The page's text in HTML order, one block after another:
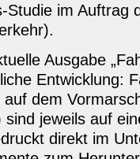
Studie im Auftrag
Ausgabe
Entwicklung:
auf dem
sind jeweils auf
direkt im